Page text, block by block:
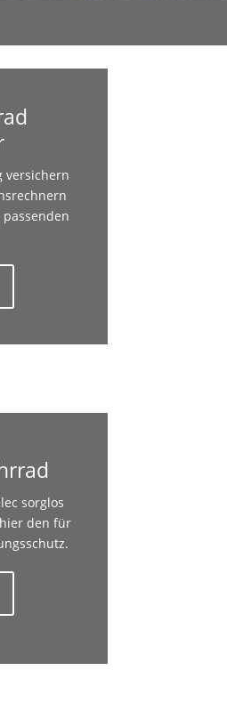
versichern
sorglos
den für